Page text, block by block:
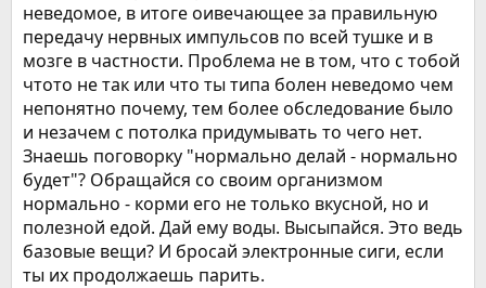
неведомое, в итоге оивечающее за правильную
передачу нервных импульсов по всей тушке и в
мозге в частности. Проблема не в том, что с тобой
чтото не так или что ты типа болен неведомо чем
непонятно почему, тем более обследование было
и незачем с потолка придумывать то чего нет.
Знаешь поговорку "нормально делай - нормально
будет"? Обращайся со своим организмом
нормально - корми его не только вкусной, но и
полезной едой. Дай ему воды. Высыпайся. Это ведь
базовые вещи? И бросай электронные сиги, если
ты их продолжаешь парить.